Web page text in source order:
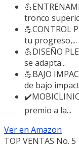
tronco
💪CONTROL
tu progreso,...
💪DISEÑO
se adapta...
💪BAJO
de bajo
premio a la...
Ver en Amazon
TOP VENTAS No. 5